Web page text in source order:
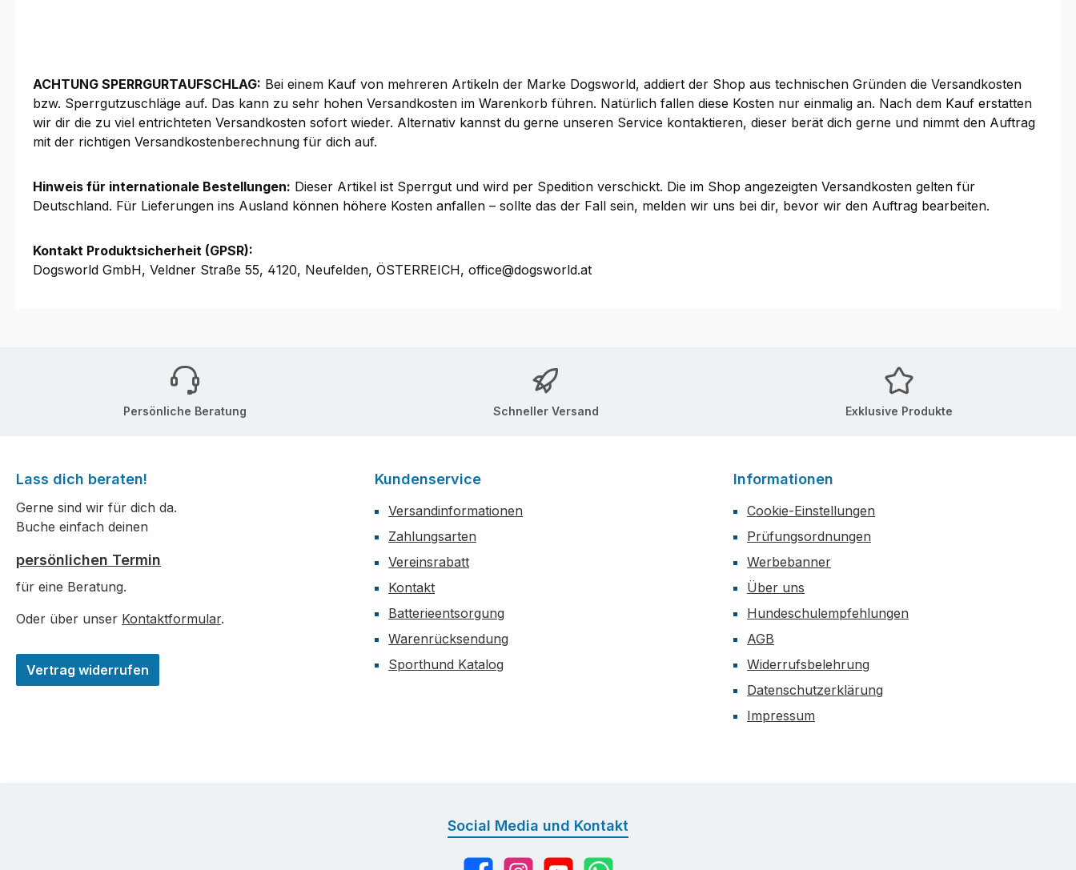
ACHTUNG SPERRGURTAUFSCHLAG: Bei einem Kauf von mehreren Artikeln der Marke Dogsworld, addiert der Shop aus technischen Gründen die Versandkosten
bzw. Sperrgutzuschläge auf. Das kann zu sehr hohen Versandkosten im Warenkorb führen. Natürlich fallen diese Kosten nur einmalig an. Nach dem Kauf erstatten
wir dir die zu viel entrichteten Versandkosten sofort wieder. Alternativ kannst du gerne unseren Service kontaktieren, dieser berät dich gerne und nimmt den Auftrag
mit der richtigen Versandkostenberechnung für dich auf.
Hinweis für internationale Bestellungen: Dieser Artikel ist Sperrgut und wird per Spedition verschickt. Die im Shop angezeigten Versandkosten gelten für
Deutschland. Für Lieferungen ins Ausland können höhere Kosten anfallen – sollte das der Fall sein, melden wir uns bei dir, bevor wir den Auftrag bearbeiten.
Kontakt Produktsicherheit (GPSR):
Dogsworld GmbH, Veldner Straße 55, 4120, Neufelden, ÖSTERREICH, office@dogsworld.at
Persönliche Beratung Schneller Versand Exklusive Produkte
Lass dich beraten!
Gerne sind wir für dich da.
Buche einfach deinen
persönlichen Termin
für eine Beratung.
Oder über unser Kontaktformular.
Vertrag widerrufen
Kundenservice
Versandinformationen
Zahlungsarten
Vereinsrabatt
Kontakt
Batterieentsorgung
Warenrücksendung
Sporthund Katalog
Informationen
Cookie-Einstellungen
Prüfungsordnungen
Werbebanner
Über uns
Hundeschulempfehlungen
AGB
Widerrufsbelehrung
Datenschutzerklärung
Impressum
Social Media und Kontakt